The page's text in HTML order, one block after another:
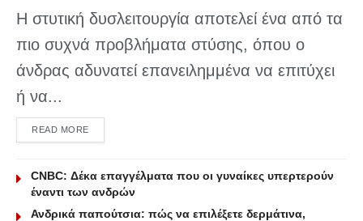
Η στυτική δυσλειτουργία αποτελεί ένα από τα
πιο συχνά προβλήματα στύσης, όπου ο
άνδρας αδυνατεί επανειλημμένα να επιτύχει
ή να...
READ MOREDETAILS
CNBC: Δέκα επαγγέλματα που οι γυναίκες υπερτερούν
έναντι των ανδρών
Ανδρικά παπούτσια: πώς να επιλέξετε δερμάτινα,